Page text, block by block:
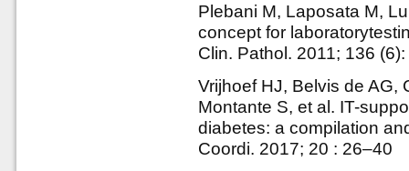
Plebani M, Laposata M,
concept for
Clin. Pathol. 2011; 136
Vrijhoef HJ, Belvis de AG,
Montante S, et al. IT-
diabetes: a compilation
Coordi. 2017; 20 : 26–40